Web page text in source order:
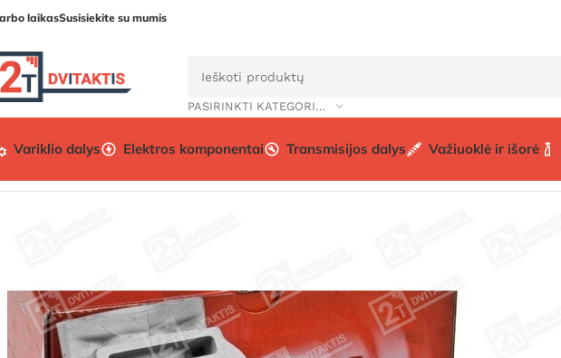
laikasSusisiekite su mumis
PASIRINKTI KATEGORIJĄ
Variklio dalys Elektros komponentai Transmisijos dalys Važiuoklė ir išorė